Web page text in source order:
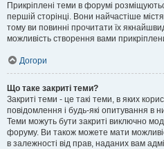
Прикріплені теми в форумі
першій сторінці. Вони найчастіше
тому ви повинні прочитати їх
можливість створення вами
Догори
Що таке закриті теми?
Закриті теми - це такі теми, в яких
повідомлення і будь-які опитування в
Теми можуть бути закриті виключно
форуму. Ви також можете мати
в залежності від прав, наданих вам